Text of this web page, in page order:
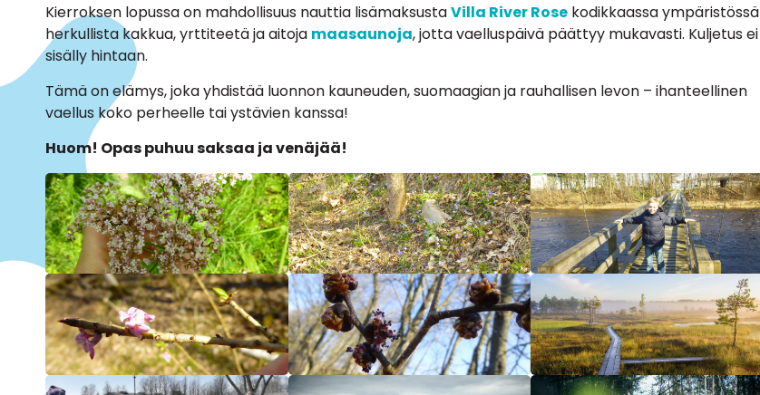
Kierroksen lopussa on mahdollisuus nauttia lisämaksustaVilla River Rose kodikkaassa ympäristössä
herkullista kakkua, yrttiteetä ja aitoja maasaunoja, jotta vaelluspäivä päättyy mukavasti. Kuljetus ei
sisälly hintaan.
Tämä on elämys, joka yhdistää luonnon kauneuden, suomaagian ja rauhallisen levon – ihanteellinen
vaellus koko perheelle tai ystävien kanssa!
Huom! Opas puhuu saksaa ja venäjää!